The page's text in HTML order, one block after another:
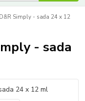
Simply - sada 24 x 12
- sada